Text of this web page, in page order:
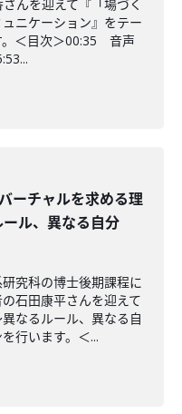
んを迎えて『「場づく
ニケーション』をテー
。＜目次＞00:35 音声
ーチャルを求める理
ル、異なる自分
究科の博士後期課程に
石田康平さんを迎えて
なるルール、異なる自
行います。＜...